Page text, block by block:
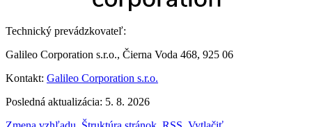
Technický prevádzkovateľ:
Galileo Corporation s.r.o., Čierna Voda 468, 925 06
Kontakt: Galileo Corporation s.r.o.
Posledná aktualizácia: 5. 8. 2026